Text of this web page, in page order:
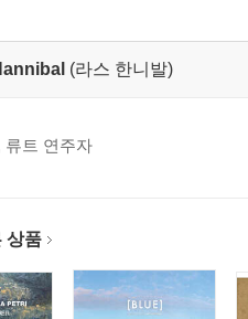
nobis nascitur
Carol
(라스 한니발)
류트 연주자
상품